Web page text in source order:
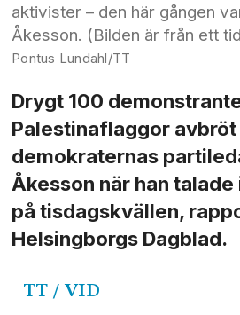
aktivister – den här gången
Åkesson. (Bilden är från ett
Pontus Lundahl/TT
Drygt 100
Palestina­flaggor
demokraternas
Åkesson när han
på tisdags­kvällen,
Helsingborgs Dagblad.
TT / VID